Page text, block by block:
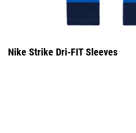
Nike Strike Dri-FIT Sleeves